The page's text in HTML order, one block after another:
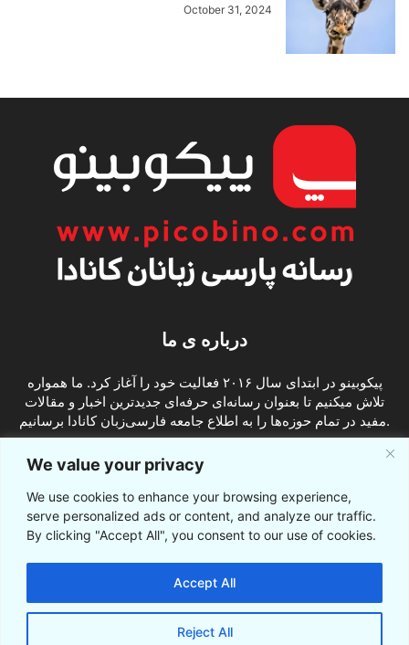
We value your privacy
We use cookies to enhance your browsing experience,
serve personalized ads or content, and analyze our traffic.
By clicking "Accept All", you consent to our use of cookies.
Reject All
Accept All
October 31, 2024
درباره ی ما
پیکوبینو در ابتدای سال ۲۰۱۶ فعالیت خود را آغاز کرد. ما همواره
تلاش میکنیم تا بعنوان رسانه‌ای حرفه‌ای جدیدترین اخبار و مقالات
مفید در تمام حوزه‌ها را به اطلاع جامعه فارسی‌زبان کانادا برسانیم.
ما را دنبال کنید
© © پیکوبینو اخبار کانادا به فارسی 2021-2016